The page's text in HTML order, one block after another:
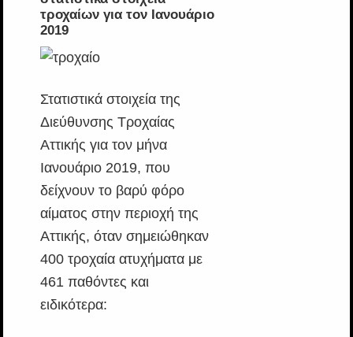
τροχαίων για τον Ιανουάριο
2019
Στατιστικά στοιχεία της
Διεύθυνσης Τροχαίας
Αττικής για τον μήνα
Ιανουάριο 2019, που
δείχνουν το βαρύ φόρο
αίματος στην περιοχή της
Αττικής, όταν σημειώθηκαν
400 τροχαία ατυχήματα με
461 παθόντες και
ειδικότερα: